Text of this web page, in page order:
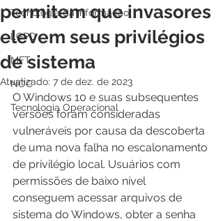
Tecnologia da Informação
LGPD
MFT
NOC
Tecnologia Operacional
permitem que invasores
elevem seus privilégios
de sistema
Atualizado: 7 de dez. de 2023
O Windows 10 e suas subsequentes
versões foram consideradas
vulneráveis por causa da descoberta
de uma nova falha no escalonamento
de privilégio local. Usuários com
permissões de baixo nível
conseguem acessar arquivos de
sistema do Windows, obter a senha